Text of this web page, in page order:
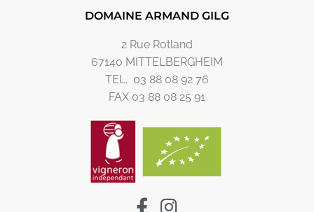
DOMAINE ARMAND GILG
2 Rue Rotland
67140 MITTELBERGHEIM
TEL. 03 88 08 92 76
FAX 03 88 08 25 91